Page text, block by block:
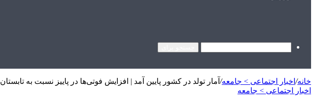
خانه/ اخبار اجتماعی > جامعه/ آمار تولد در کشور پایین آمد | افزایش فوتی‌ها در پاییز نسبت به تابستان
اخبار اجتماعی > جامعه